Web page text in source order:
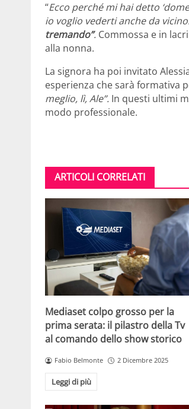
“Ecco perché mi hai detto
io voglio vederti anche da
tremando”. Commossa e in
alla nonna.
La signora ha poi invitato
esperienza che sarà formativa
meglio, lì, Ale”. In questi ultimi
modo professionale.
ARTICOLI CORRELATI
Mediaset colpo grosso per la
prima serata: il pilastro della Tv
al comando dello show storico
Fabio Belmonte 2 Dicembre 2025
Leggi di più